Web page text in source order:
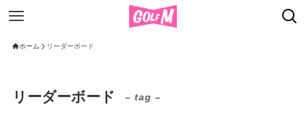
ホーム リーダーボード
リーダーボード – tag –